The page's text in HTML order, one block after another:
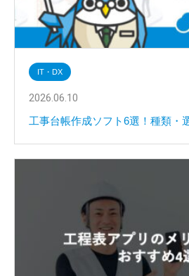
IT・DX
2026.06.10
工事台帳作成ソフト6選！種類・